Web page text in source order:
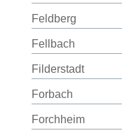
Feldberg
Fellbach
Filderstadt
Forbach
Forchheim